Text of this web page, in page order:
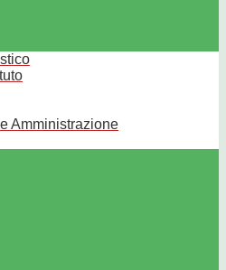
Amministrazione